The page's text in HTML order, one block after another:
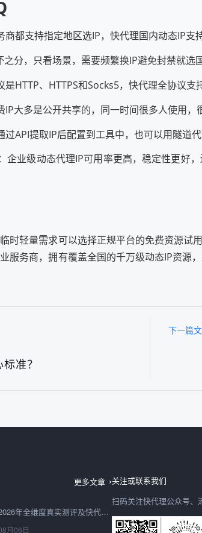
都支持指定地区选IP，快代理国内动态IP支
分，只看场景，需要频繁换IP避免封禁就选
HTTP、HTTPS和Socks5，快代理全协议支
大多是公开共享的，同一时间很多人使用，
API提取IP后配置到工具中，也可以用隧道
业级动态代理IP可用率更高，稳定性更好
时轻量需求可以选择正规平台的免费资源
服务商，拥有覆盖全国的千万级动态IP资
准？
下一篇
更多文章
月06日
购买IP怎么选？2026年全维度真实测评及快代理合规选型避坑指南
月06日
关注或联系我们
扫码关注快代理公众号、